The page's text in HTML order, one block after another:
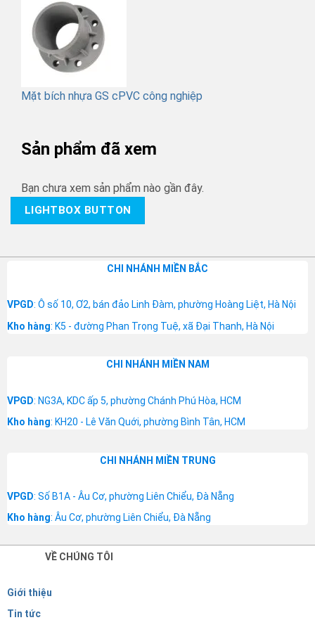
Mặt bích nhựa GS cPVC công nghiệp
Sản phẩm đã xem
Bạn chưa xem sản phẩm nào gần đây.
LIGHTBOX BUTTON
CHI NHÁNH MIỀN BẮC
VPGD: Ô số 10, Ơ2, bán đảo Linh Đàm, phường Hoàng Liệt, Hà Nội
Kho hàng: K5 - đường Phan Trọng Tuệ, xã Đại Thanh, Hà Nội
CHI NHÁNH MIỀN NAM
VPGD: NG3A, KDC ấp 5, phường Chánh Phú Hòa, HCM
Kho hàng: KH20 - Lê Văn Quới, phường Bình Tân, HCM
CHI NHÁNH MIỀN TRUNG
VPGD: Số B1A - Âu Cơ, phường Liên Chiểu, Đà Nẵng
Kho hàng: Âu Cơ, phường Liên Chiểu, Đà Nẵng
VỀ CHÚNG TÔI
Giới thiệu
Tin tức